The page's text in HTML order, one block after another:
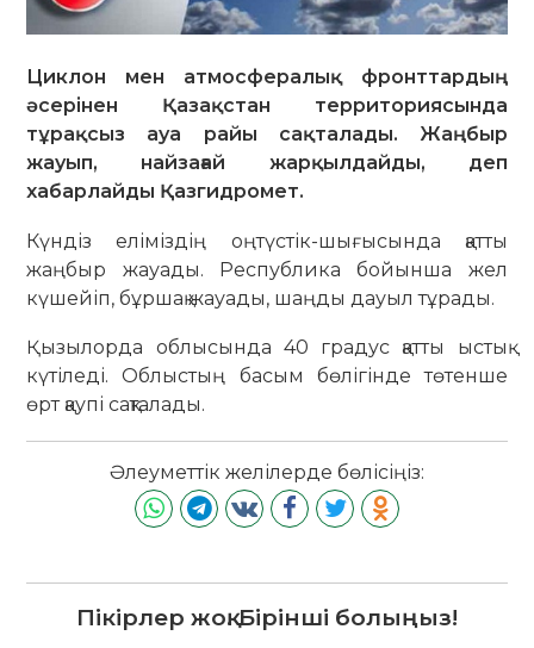
Циклон мен атмосфералық фронттардың
әсерінен Қазақстан территориясында
тұрақсыз ауа райы сақталады. Жаңбыр
жауып, найзағай жарқылдайды, деп
хабарлайды Қазгидромет.
Күндіз еліміздің оңтүстік-шығысында қатты
жаңбыр жауады. Республика бойынша жел
күшейіп, бұршақ жауады, шаңды дауыл тұрады.
Қызылорда облысында 40 градус қатты ыстық
күтіледі. Облыстың басым бөлігінде төтенше
өрт қаупі сақталады.
Әлеуметтік желілерде бөлісіңіз:
Пікірлер жоқ. Бірінші болыңыз!